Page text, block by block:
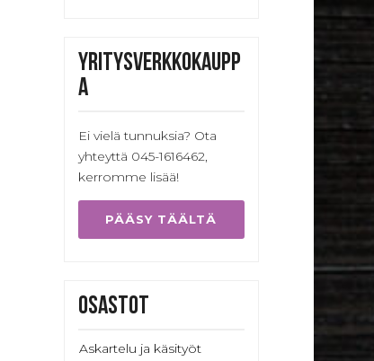
Yritysverkkokaupp
a
Ei vielä tunnuksia? Ota
yhteyttä 045-1616462,
kerromme lisää!
PÄÄSY TÄÄLTÄ
Osastot
Askartelu ja käsityöt